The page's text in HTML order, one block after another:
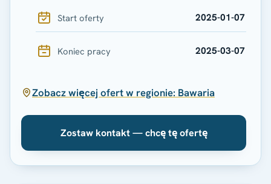
Start oferty 2025-01-07
Koniec pracy 2025-03-07
Zobacz więcej ofert w regionie: Bawaria
Zostaw kontakt — chcę tę ofertę